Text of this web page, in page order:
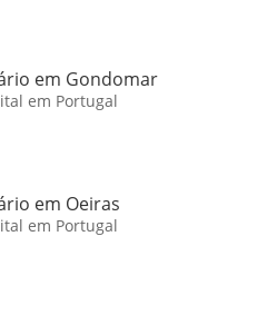
em Gondomar
em Portugal
em Oeiras
em Portugal